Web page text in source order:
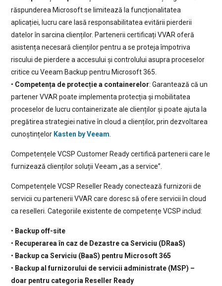
răspunderea Microsoft se limitează la funcționalitatea
aplicației, lucru care lasă responsabilitatea evitării pierderii
datelor în sarcina clienților. Partenerii certificați VVAR oferă
asistența necesară clienților pentru a se proteja împotriva
riscului de pierdere a accesului și controlului asupra proceselor
critice cu Veeam Backup pentru Microsoft 365.
• Competența de protecție a containerelor: Garantează că un
partener VVAR poate implementa protecția și mobilitatea
proceselor de lucru containerizate ale clienților și poate ajuta la
pregătirea strategiei native în cloud a clienților, prin dezvoltarea
cunoștințelor Kasten by Veeam
Competențele VCSP Customer Ready certifică partenerii care le
furnizează clienților soluții Veeam „as a service”.
Competențele VCSP Reseller Ready conectează furnizorii de
servicii cu partenerii VVAR care doresc să ofere servicii în cloud
ca reselleri. Categoriile existente de competențe VCSP includ:
• Backup off-site
• Recuperarea în caz de Dezastre ca Serviciu (DRaaS)
• Backup ca Serviciu (BaaS) pentru Microsoft 365
• Backup al furnizorului de servicii administrate (MSP) –
doar pentru categoria Reseller Ready